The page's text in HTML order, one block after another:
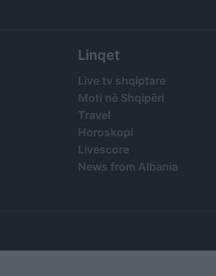
Linqet
Live tv shqiptare
Moti në Shqipëri
Travel
Horoskopi
Livescore
News from Albania